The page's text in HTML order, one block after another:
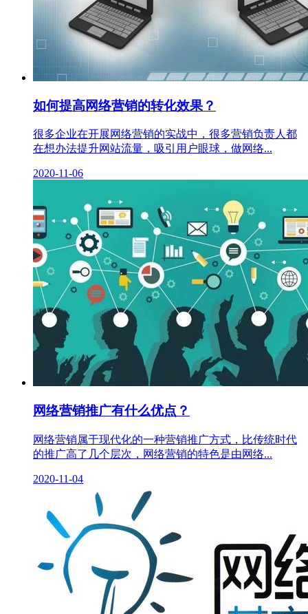
如何提高网络营销的转化效果？
很多企业在开展网络营销的实战中，很多营销负责人都
在想办法提升网站流量，吸引用户眼球，做网络...
2020-11-06
网络营销推广有什么优点？
网络营销属于现代化的一种营销推广方式，比传统时代
的推广高了几个层次，网络营销的特色是由网络...
2020-11-04